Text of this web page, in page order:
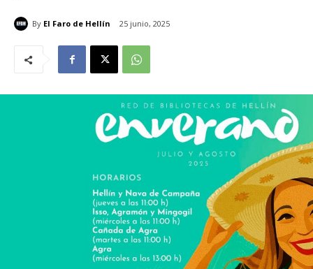
By El Faro de Hellín 25 junio, 2025